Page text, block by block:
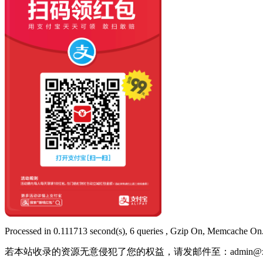
Processed in 0.111713 second(s), 6 queries , Gzip On, Memcache On.
若本站收录的资源无意侵犯了您的权益，请发邮件至：